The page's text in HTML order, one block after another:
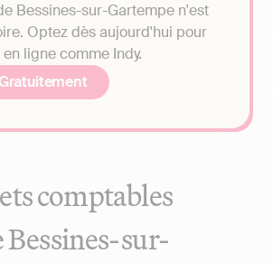
Bessines-sur-Gartempe n'est
Optez dès aujourd'hui pour
ligne comme Indy.
comptables
Bessines-sur-